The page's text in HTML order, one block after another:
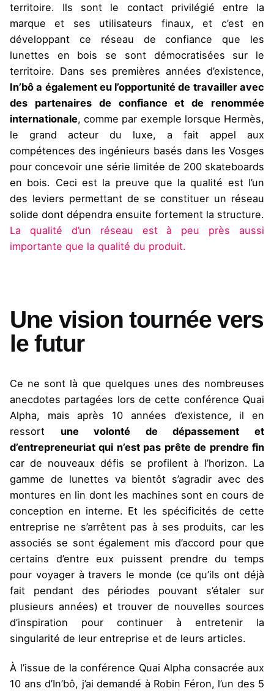
territoire. Ils sont le contact privilégié entre la
marque et ses utilisateurs finaux, et c’est en
développant ce réseau de confiance que les
lunettes en bois se sont démocratisées sur le
territoire. Dans ses premières années d’existence,
In’bô a également eu l’opportunité de travailler avec
des partenaires de confiance et de renommée
internationale, comme par exemple lorsque Hermès,
le grand acteur du luxe, a fait appel aux
compétences des ingénieurs basés dans les Vosges
pour concevoir une série limitée de 200 skateboards
en bois. Ceci est la preuve que la qualité est l’un
des leviers permettant de se constituer un réseau
solide dont dépendra ensuite fortement la structure.
La qualité d’un réseau est à peu près aussi
importante que la qualité du produit.
Une vision tournée vers
le futur
Ce ne sont là que quelques unes des nombreuses
anecdotes partagées lors de cette conférence Quai
Alpha, mais après 10 années d’existence, il en
ressort une volonté de dépassement et
d’entrepreneuriat qui n’est pas prête de prendre fin
car de nouveaux défis se profilent à l’horizon. La
gamme de lunettes va bientôt s’agradir avec des
montures en lin dont les machines sont en cours de
conception en interne. Et les spécificités de cette
entreprise ne s’arrêtent pas à ses produits, car les
associés se sont également mis d’accord pour que
certains d’entre eux puissent prendre du temps
pour voyager à travers le monde (ce qu’ils ont déjà
fait pendant des périodes pouvant s’étaler sur
plusieurs années) et trouver de nouvelles sources
d’inspiration pour continuer à entretenir la
singularité de leur entreprise et de leurs articles.
À l’issue de la conférence Quai Alpha consacrée aux
10 ans d’In’bô, j’ai demandé à Robin Féron, l’un des 5